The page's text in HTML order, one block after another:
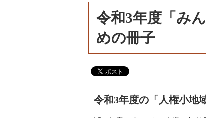
令和3年度「み
めの冊子
令和3年度の「人権小地